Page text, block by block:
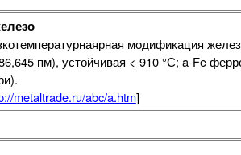
модификация
пм), устойчивая < 910 °С; a-Fe
metaltrade.ru/abc/a.htm]